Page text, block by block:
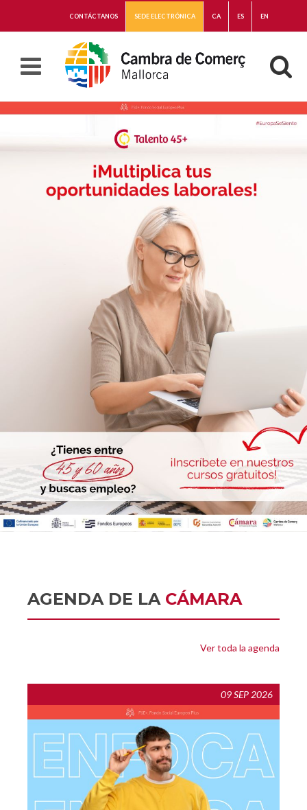
CONTÁCTANOS SEDE ELECTRÓNICA CA ES EN
AGENDA DE LA CÁMARA
Ver toda la agenda
09 SEP 2026